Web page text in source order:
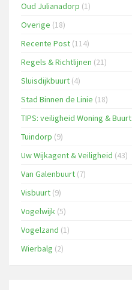
Oud Julianadorp (1)
Overige (18)
Recente Post (114)
Regels & Richtlijnen (21)
Sluisdijkbuurt (4)
Stad Binnen de Linie (18)
TIPS: veiligheid Woning & Buurt
Tuindorp (9)
Uw Wijkagent & Veiligheid (43)
Van Galenbuurt (7)
Visbuurt (9)
Vogelwijk (5)
Vogelzand (1)
Wierbalg (2)